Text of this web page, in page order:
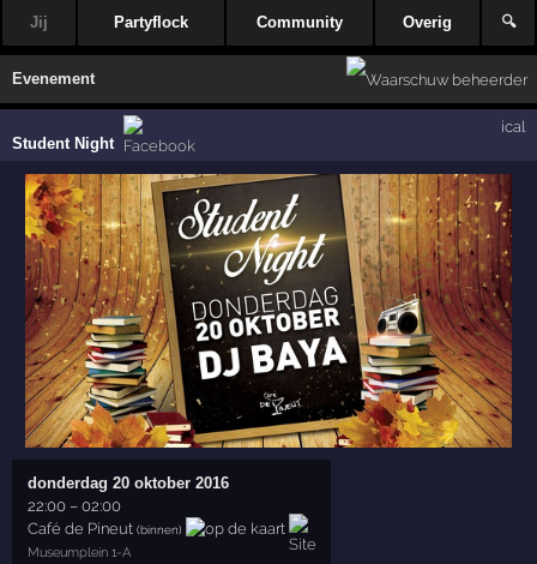
Jij Partyflock Community Overig 🔍
Evenement
Student Night
ical
donderdag 20 oktober 2016
22:00 –02:00
Café de Pineut (binnen)
Museumplein 1-A